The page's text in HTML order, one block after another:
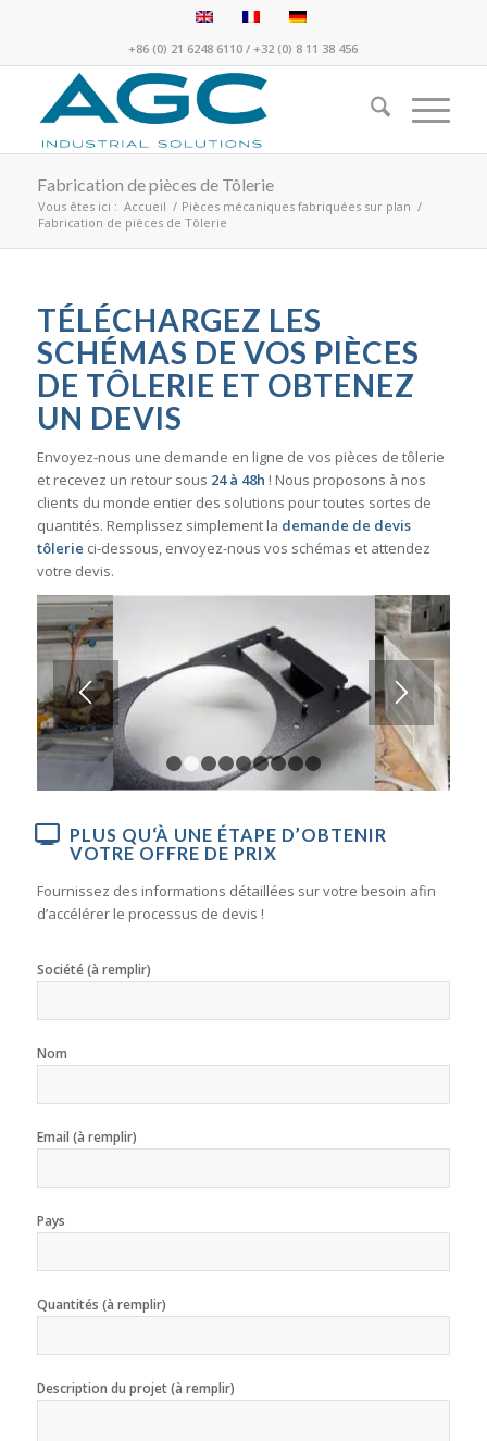
+86 (0) 21 6248 6110 /+32 (0) 8 11 38 456
Fabrication de pièces de Tôlerie
Vous êtes ici : Accueil / Pièces mécaniques fabriquées sur plan /
Fabrication de pièces de Tôlerie
TÉLÉCHARGEZ LES
SCHÉMAS DE VOS PIÈCES
DE TÔLERIE ET OBTENEZ
UN DEVIS
Envoyez-nous une demande en ligne de vos pièces de tôlerie
et recevez un retour sous 24 à 48h ! Nous proposons à nos
clients du monde entier des solutions pour toutes sortes de
quantités. Remplissez simplement la demande de devis
tôlerie ci-dessous, envoyez-nous vos schémas et attendez
votre devis.
1 2 3 4 6 7 8 9
PLUS QU‘À UNE ÉTAPE D’OBTENIR
VOTRE OFFRE DE PRIX
Fournissez des informations détaillées sur votre besoin afin
d’accélérer le processus de devis !
Société (à remplir)
Nom
Email (à remplir)
Pays
Quantités (à remplir)
Description du projet (à remplir)